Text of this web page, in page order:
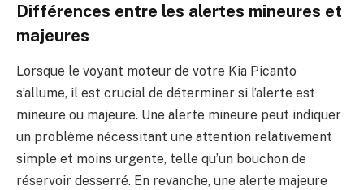
Différences entre les alertes mineures et
majeures
Lorsque le voyant moteur de votre Kia Picanto
s’allume, il est crucial de déterminer si l’alerte est
mineure ou majeure. Une alerte mineure peut indiquer
un problème nécessitant une attention relativement
simple et moins urgente, telle qu’un bouchon de
réservoir desserré. En revanche, une alerte majeure